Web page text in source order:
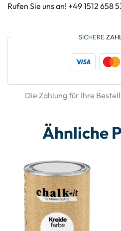
Rufen Sie uns an! +49 1512 658
SICHERE
Die Zahlung für Ihre
Ähnliche